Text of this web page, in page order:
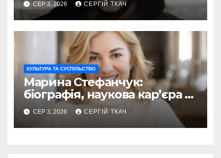
СЕР 3, 2026 СЕРГІЙ ТКАЧ
КУЛЬТУРА ТА СУСПІЛЬСТВО
Марина Стефанчук:
біографія, наукова кар’єра та
сім’я
СЕР 3, 2026 СЕРГІЙ ТКАЧ